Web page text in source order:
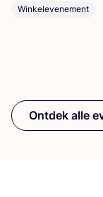
Winkelevenement
Ontdek alle